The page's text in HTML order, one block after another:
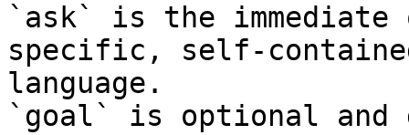
`ask` is the
specific, self-
language.
`goal` is optional and